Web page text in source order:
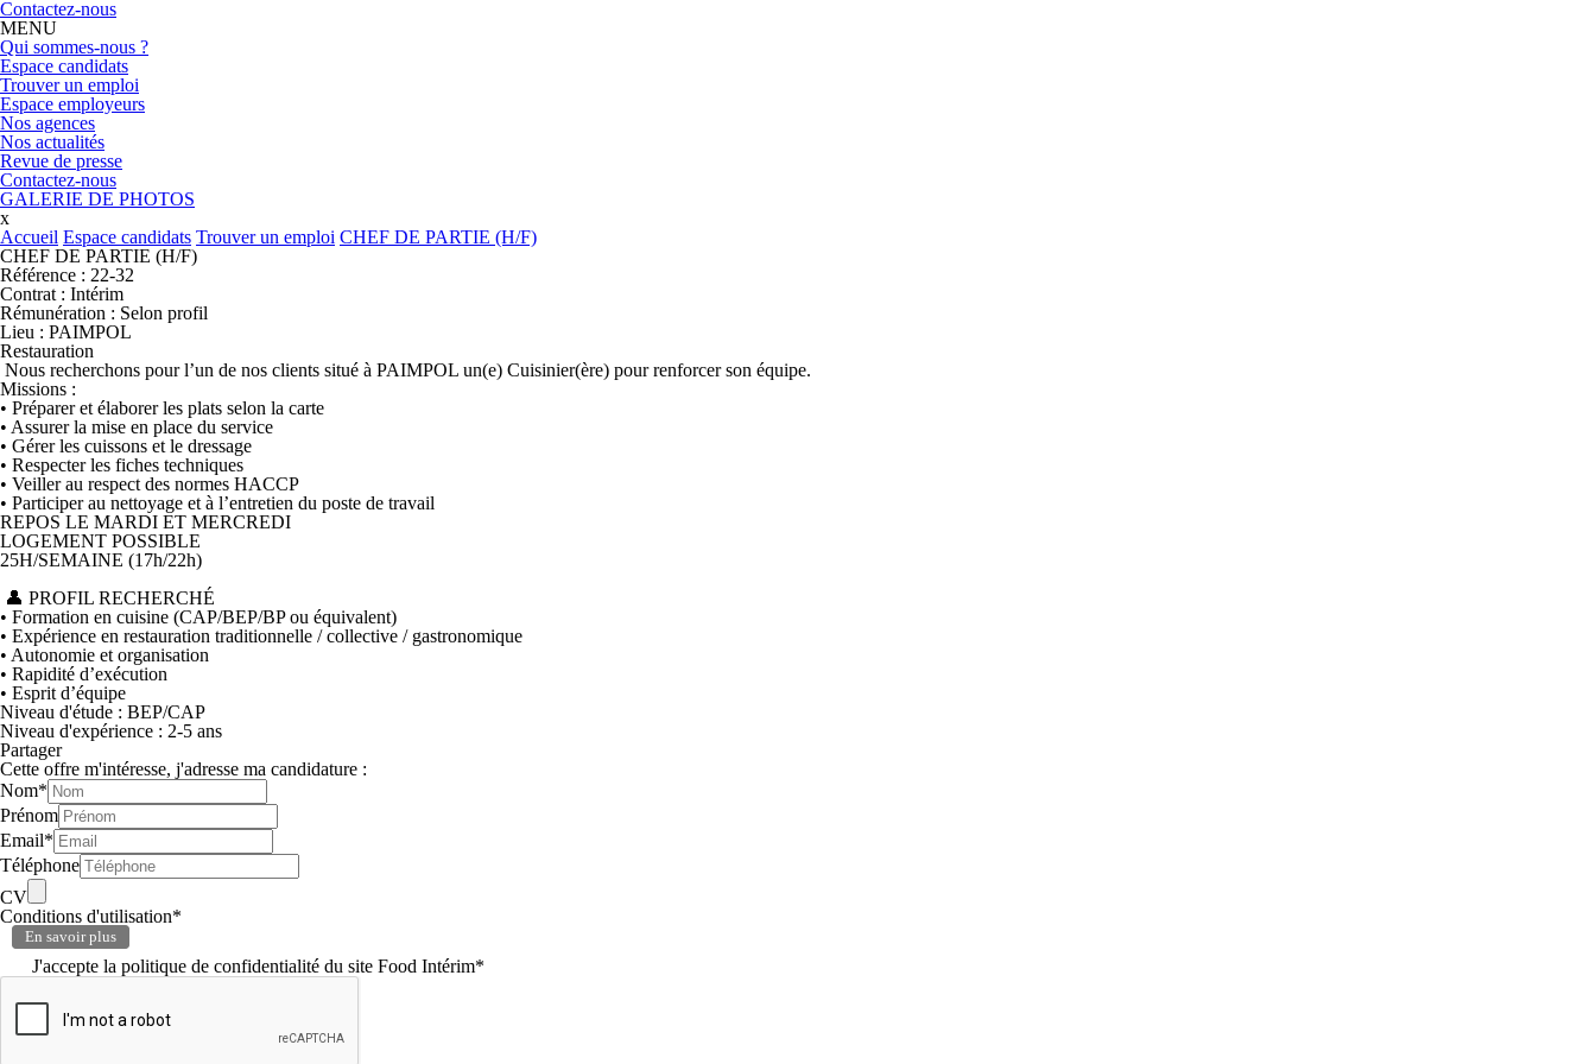
Contactez-nous
MENU
Qui sommes-nous ?
Espace candidats
Trouver un emploi
Espace employeurs
Nos agences
Nos actualités
Revue de presse
Contactez-nous
GALERIE DE PHOTOS
x
Accueil Espace candidats Trouver un emploi CHEF DE PARTIE (H/F)
CHEF DE PARTIE (H/F)
Référence : 22-32
Contrat : Intérim
Rémunération : Selon profil
Lieu : PAIMPOL
Restauration
Nous recherchons pour l’un de nos clients situé à PAIMPOL un(e) Cuisinier(ère) pour renforcer son équipe.
Missions :
• Préparer et élaborer les plats selon la carte
• Assurer la mise en place du service
• Gérer les cuissons et le dressage
• Respecter les fiches techniques
• Veiller au respect des normes HACCP
• Participer au nettoyage et à l’entretien du poste de travail
REPOS LE MARDI ET MERCREDI
LOGEMENT POSSIBLE
25H/SEMAINE (17h/22h)
👤 PROFIL RECHERCHÉ
• Formation en cuisine (CAP/BEP/BP ou équivalent)
• Expérience en restauration traditionnelle / collective / gastronomique
• Autonomie et organisation
• Rapidité d’exécution
• Esprit d’équipe
Niveau d'étude : BEP/CAP
Niveau d'expérience : 2-5 ans
Partager
Cette offre m'intéresse, j'adresse ma candidature :
Nom*
Prénom
Email*
Téléphone
CV
Conditions d'utilisation*
En savoir plus
J'accepte la politique de confidentialité du site Food Intérim*